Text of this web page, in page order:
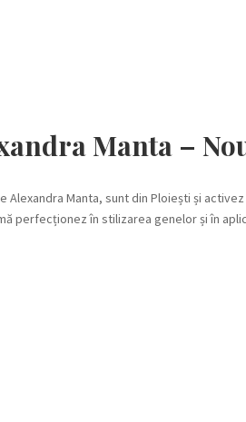
Manta –
Alexandra Manta, sunt din Ploiești și
perfecționez în stilizarea genelor și în